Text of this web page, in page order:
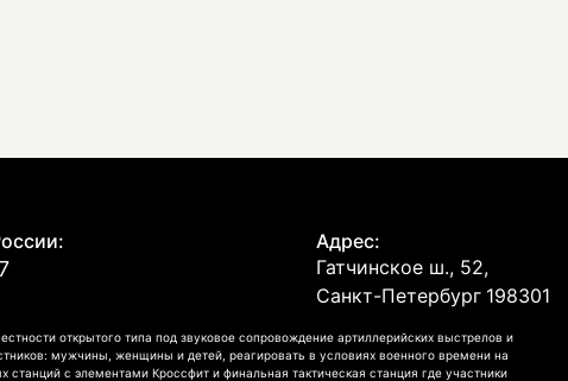
Адрес:
Гатчинское ш., 52,
Санкт-Петербург 198301
открытого типа под звуковое сопровождение артиллерийских выстрелов и
мужчины, женщины и детей, реагировать в условиях военного времени на
с элементами Кроссфит и финальная тактическая станция где участники